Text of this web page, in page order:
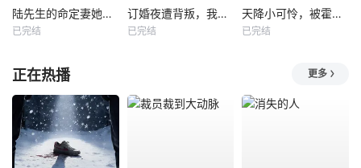
陆先生的命定妻她飒又野
已完结
订婚夜遭背叛，我转身嫁顶级大佬
已完结
天降小可怜，被霍爷宠上天
已完结
正在热播 更多